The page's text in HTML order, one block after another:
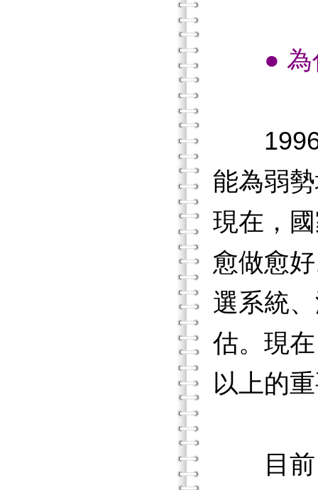
●
1996
能為弱
現在，
愈做愈
選系統
估。現
以上的
目前，